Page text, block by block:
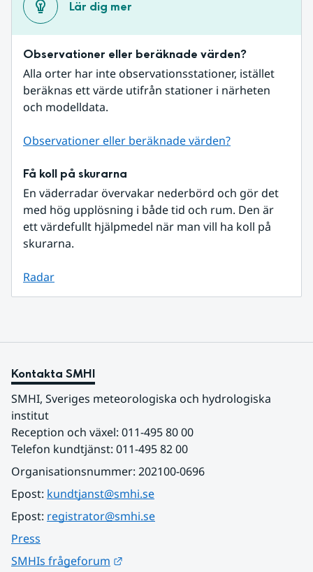
Lär dig mer
Observationer eller beräknade värden?
Alla orter har inte observationsstationer, istället
beräknas ett värde utifrån stationer i närheten
och modelldata.
Observationer eller beräknade värden?
Få koll på skurarna
En väderradar övervakar nederbörd och gör det
med hög upplösning i både tid och rum. Den är
ett värdefullt hjälpmedel när man vill ha koll på
skurarna.
Radar
Kontakta SMHI
SMHI, Sveriges meteorologiska och hydrologiska
institut
Reception och växel: 011-495 80 00
Telefon kundtjänst: 011-495 82 00
Organisationsnummer: 202100-0696
Epost: kundtjanst@smhi.se
Epost: registrator@smhi.se
Press
SMHIs frågeforum